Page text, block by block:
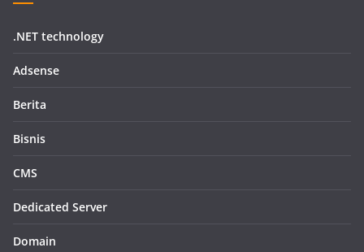
.NET technology
Adsense
Berita
Bisnis
CMS
Dedicated Server
Domain